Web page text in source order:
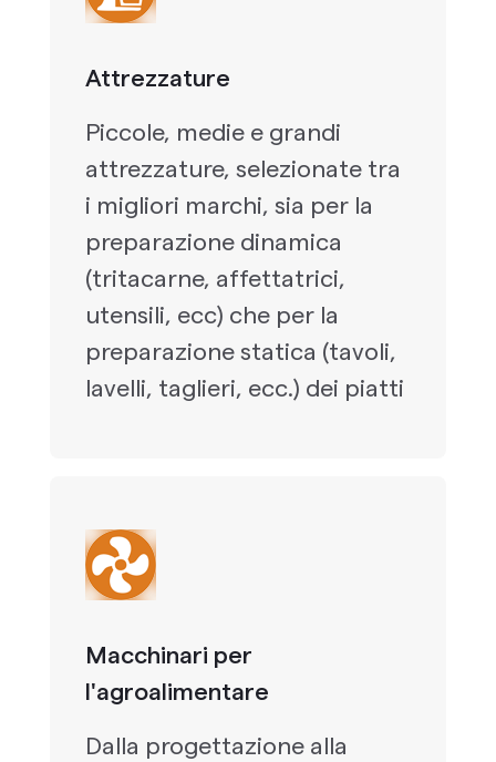
Attrezzature
Piccole, medie e grandi
attrezzature, selezionate tra
i migliori marchi, sia per la
preparazione dinamica
(tritacarne, affettatrici,
utensili, ecc) che per la
preparazione statica (tavoli,
lavelli, taglieri, ecc.) dei piatti
Macchinari per
l'agroalimentare
Dalla progettazione alla